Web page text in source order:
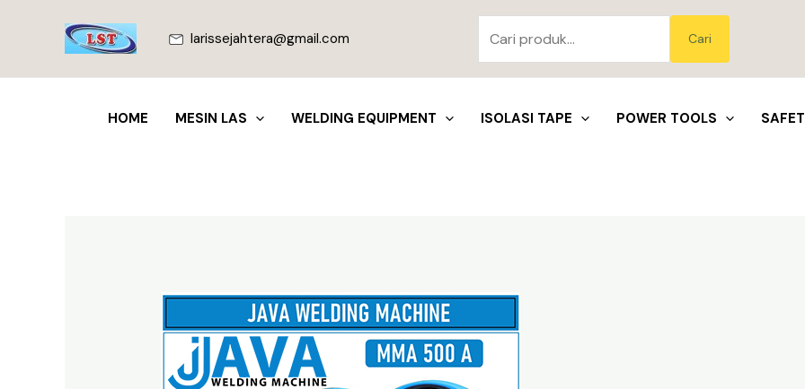
larissejahtera@gmail.com
untuk:
Cari
HOME MESIN LAS WELDING EQUIPMENT ISOLASI TAPE POWER TOOLS